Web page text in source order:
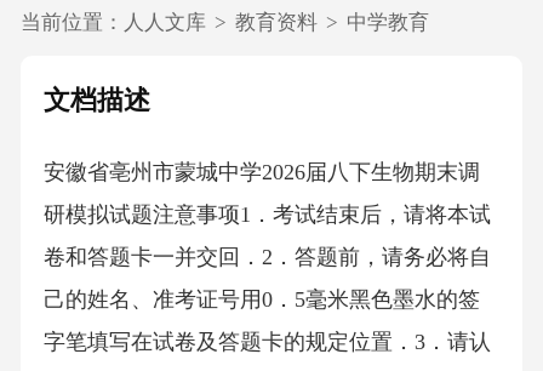
当前位置： 人人文库 > 教育资料 > 中学教育
文档描述
安徽省亳州市蒙城中学2026届八下生物期末调
研模拟试题注意事项1．考试结束后，请将本试
卷和答题卡一并交回．2．答题前，请务必将自
己的姓名、准考证号用0．5毫米黑色墨水的签
字笔填写在试卷及答题卡的规定位置．3．请认